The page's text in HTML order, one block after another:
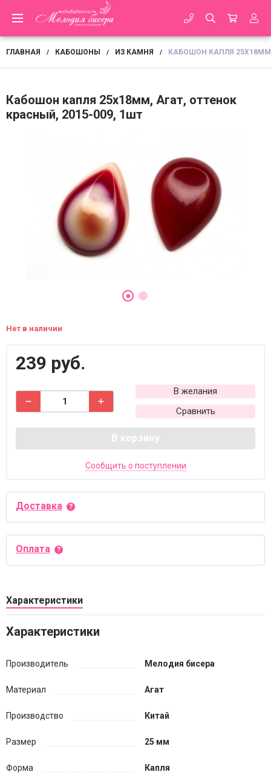
ГЛАВНАЯ / КАБОШОНЫ / ИЗ КАМНЯ / КАБОШОН КАПЛЯ
Кабошон капля 25х18мм, Агат, оттенок
красный, 2015-009, 1шт
Нет в наличии
239 руб.
В желания
Сравнить
В корзину
Сообщить о поступлении
Доставка
Оплата
Характеристики
Характеристики
Производитель Мелодия бисера
Материал Агат
Производство Китай
Размер 25 мм
Форма Капля